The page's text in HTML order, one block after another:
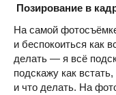
Позирование в
На самой
и беспокоиться как
делать — я всё
подскажу как
и что делать. На